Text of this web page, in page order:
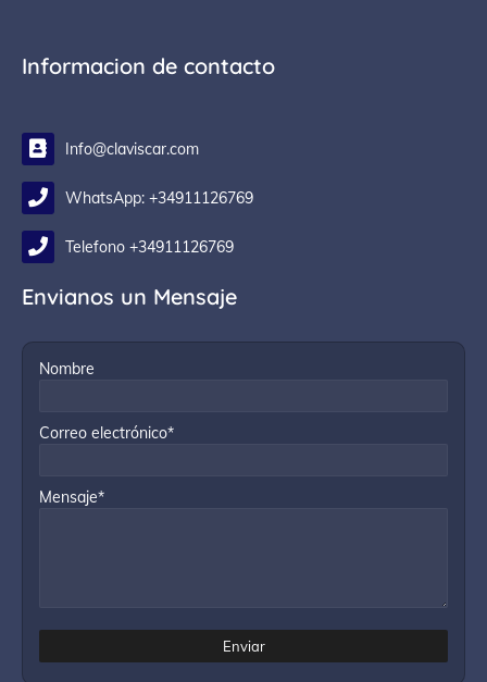
Informacion de contacto
Info@claviscar.com
WhatsApp: +34911126769
Telefono +34911126769
Envianos un Mensaje
Nombre
Correo electrónico*
Mensaje*